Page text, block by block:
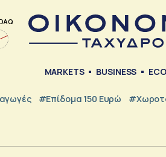
MARKETS BUSINESS
#Επίδομα 150 Ευρώ